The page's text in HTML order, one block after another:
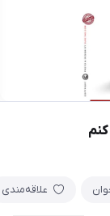
علاقه‌مندی